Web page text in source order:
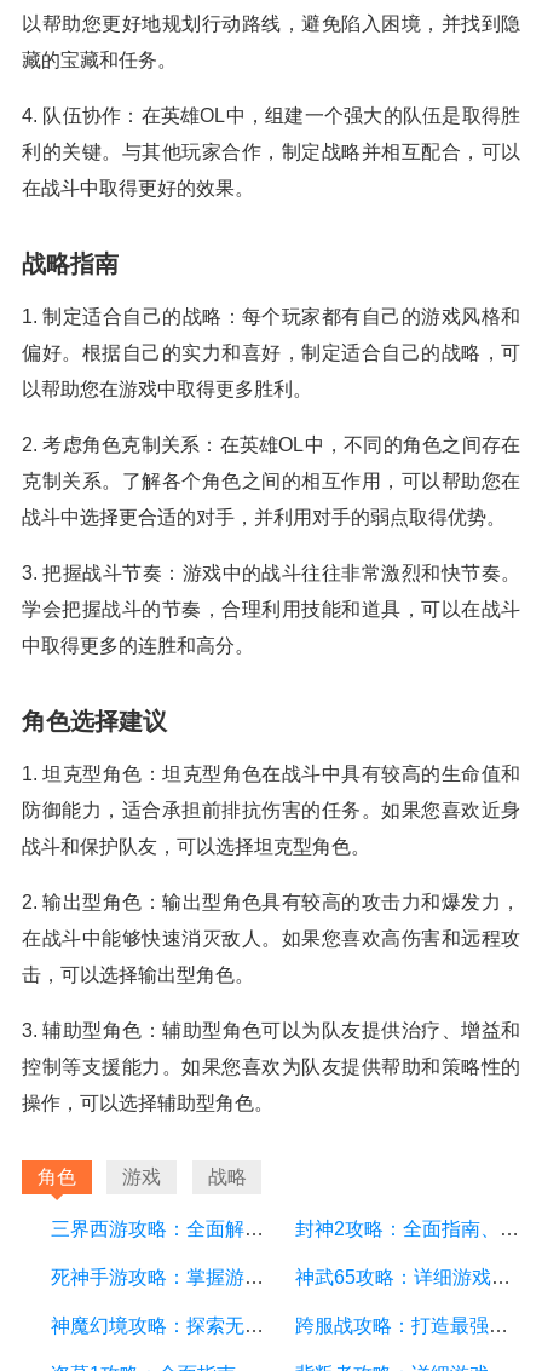
以帮助您更好地规划行动路线，避免陷入困境，并找到隐
藏的宝藏和任务。
4. 队伍协作：在英雄OL中，组建一个强大的队伍是取得胜
利的关键。与其他玩家合作，制定战略并相互配合，可以
在战斗中取得更好的效果。
战略指南
1. 制定适合自己的战略：每个玩家都有自己的游戏风格和
偏好。根据自己的实力和喜好，制定适合自己的战略，可
以帮助您在游戏中取得更多胜利。
2. 考虑角色克制关系：在英雄OL中，不同的角色之间存在
克制关系。了解各个角色之间的相互作用，可以帮助您在
战斗中选择更合适的对手，并利用对手的弱点取得优势。
3. 把握战斗节奏：游戏中的战斗往往非常激烈和快节奏。
学会把握战斗的节奏，合理利用技能和道具，可以在战斗
中取得更多的连胜和高分。
角色选择建议
1. 坦克型角色：坦克型角色在战斗中具有较高的生命值和
防御能力，适合承担前排抗伤害的任务。如果您喜欢近身
战斗和保护队友，可以选择坦克型角色。
2. 输出型角色：输出型角色具有较高的攻击力和爆发力，
在战斗中能够快速消灭敌人。如果您喜欢高伤害和远程攻
击，可以选择输出型角色。
3. 辅助型角色：辅助型角色可以为队友提供治疗、增益和
控制等支援能力。如果您喜欢为队友提供帮助和策略性的
操作，可以选择辅助型角色。
角色 游戏 战略
三界西游攻略：全面解析三界西游游戏玩法、角色、装备与副本 封神2攻略：全面指南、技巧与秘籍解析
死神手游攻略：掌握游戏技巧，轻松成为顶级玩家 神武65攻略：详细游戏攻略方面的描述
神魔幻境攻略：探索无尽的魔幻世界，成为顶尖玩家 跨服战攻略：打造最强战队，征服多个服务器